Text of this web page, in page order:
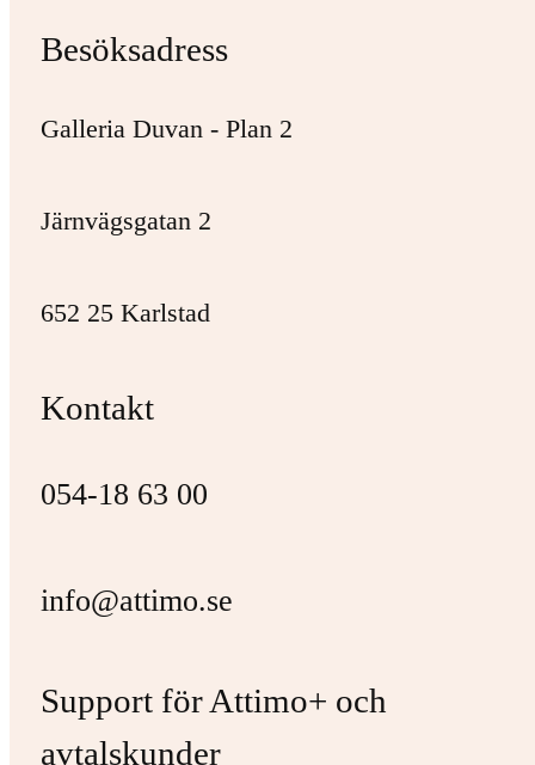
Besöksadress
Galleria Duvan - Plan 2
Järnvägsgatan 2
652 25 Karlstad
Kontakt
054-18 63 00
info@attimo.se
Support för Attimo+ och
avtalskunder